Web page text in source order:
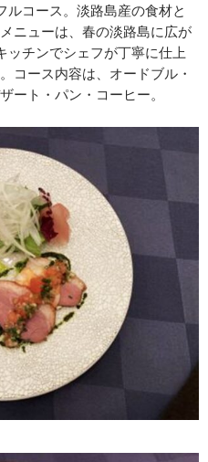
コース。淡路島産の食材と
ニューは、春の淡路島に広が
ッチンでシェフが丁寧に仕上
コース内容は、オードブル・
ート・パン・コーヒー。